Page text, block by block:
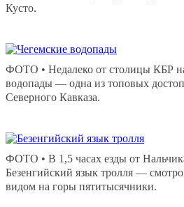
Кусто.
ФОТО • Недалеко от столицы КБР
водопады — одна из топовых
Северного Кавказа.
ФОТО • В 1,5 часах езды от
Безенгийский язык тролля —
видом на горы пятитысячники.